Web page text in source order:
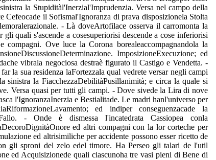
la Stupiditàl'Inerzial'Imprudenzia. Versa nel campo della
Cefeocade il Sofismal'Ignoranza di prava disposizionela Stolta
- Là doveArtofilace osserva il carromonta la
quali s'ascende a cosesuperiorisi descende a cose inferiorisi
Ove luce la Corona borealeaccompagnandola la
ImposizioneExecuzione; ed
vibrala negociosa destraè figurato il Castigo e Vendetta. -
la sua residenza laFortezzala qual vedrete versar negli campi
sinistra la FiacchezzaDebilitàPusillanimità; e circa la quale si
Versa quasi per tutti gli campi. - Dove sivede la Lira di nove
l'IgnoranzaInerzia e Bestialitade. Le madri hanl'universo per
ed indiper conseguenzacade la
- Onde è dismessa l'incatedrata Cassiopea conla
ed altri compagni con la lor corteche per
ed altrisimiliche per accidente possono esser ricetto de
gli sproni del zelo edel timore. Ha Perseo gli talari de l'util
ed Acquisizionede quali ciascunoha tre vasi pieni di Bene di